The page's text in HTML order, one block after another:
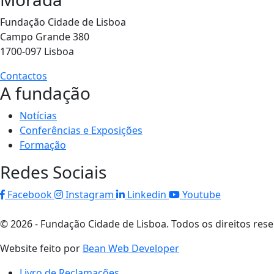
Fundação Cidade de Lisboa
Campo Grande 380
1700-097 Lisboa
Contactos
A fundação
Notícias
Conferências e Exposições
Formação
Redes Sociais
Facebook Instagram Linkedin Youtube
© 2026 - Fundação Cidade de Lisboa. Todos os direitos
Website feito por Bean Web Developer